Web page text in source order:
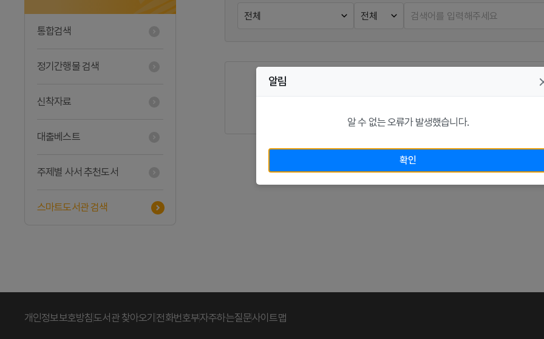
통합검색
정기간행물 검색
신착자료
대출베스트
주제별 사서 추천도서
스마트도서관 검색
개인정보보호방침도서관 찾아오기 전화번호부자주하는질문사이트맵
알림
알 수 없는 오류가 발생했습니다.
확인